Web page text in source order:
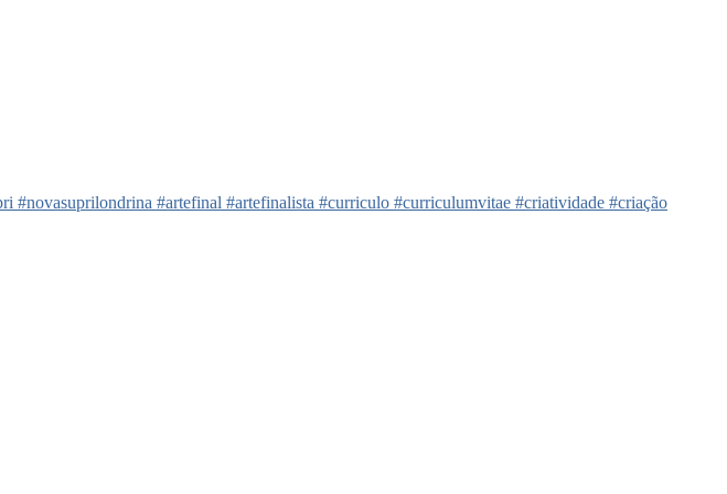
#novasuprilondrina #artefinal #artefinalista #curriculo #curriculumvitae #criatividade #criação